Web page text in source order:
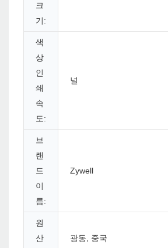
크
기:
색
상
인
쇄
속
도:
널
브
랜
드
이
름:
Zywell
원
산
광동, 중국